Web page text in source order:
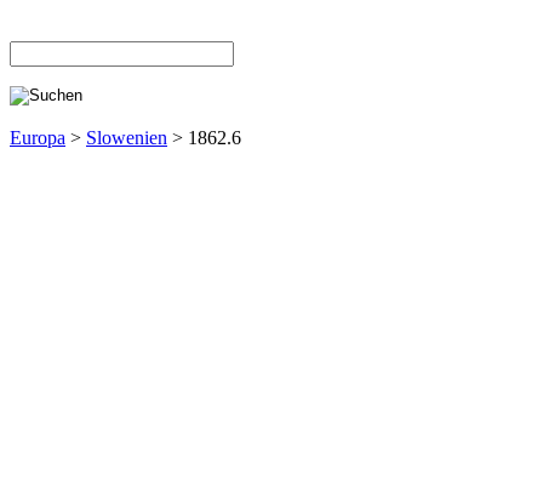
Europa > Slowenien > 1862.6